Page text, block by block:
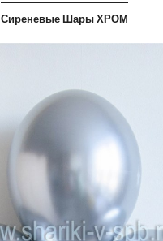
Сиреневые Шары ХРОМ